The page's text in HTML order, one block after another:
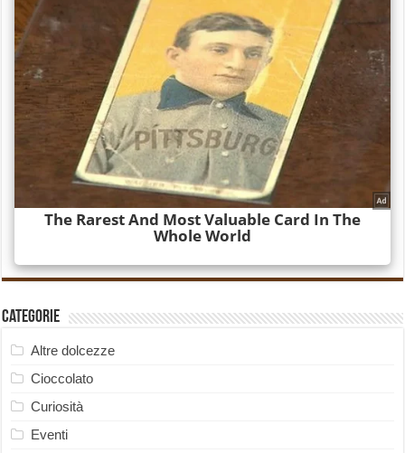
Categorie
Altre dolcezze
Cioccolato
Curiosità
Eventi